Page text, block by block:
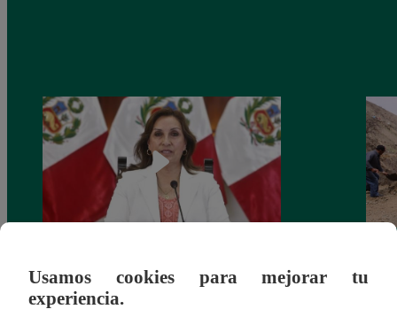
salario presidencial se aplique desde 2026
Usamos cookies para mejorar tu
experiencia.